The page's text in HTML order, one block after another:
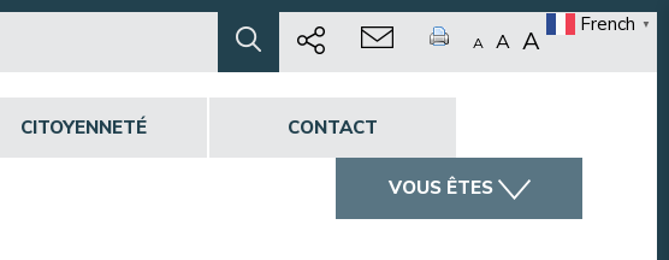
A A A
French ▼
CITOYENNETÉ CONTACT
VOUS ÊTES